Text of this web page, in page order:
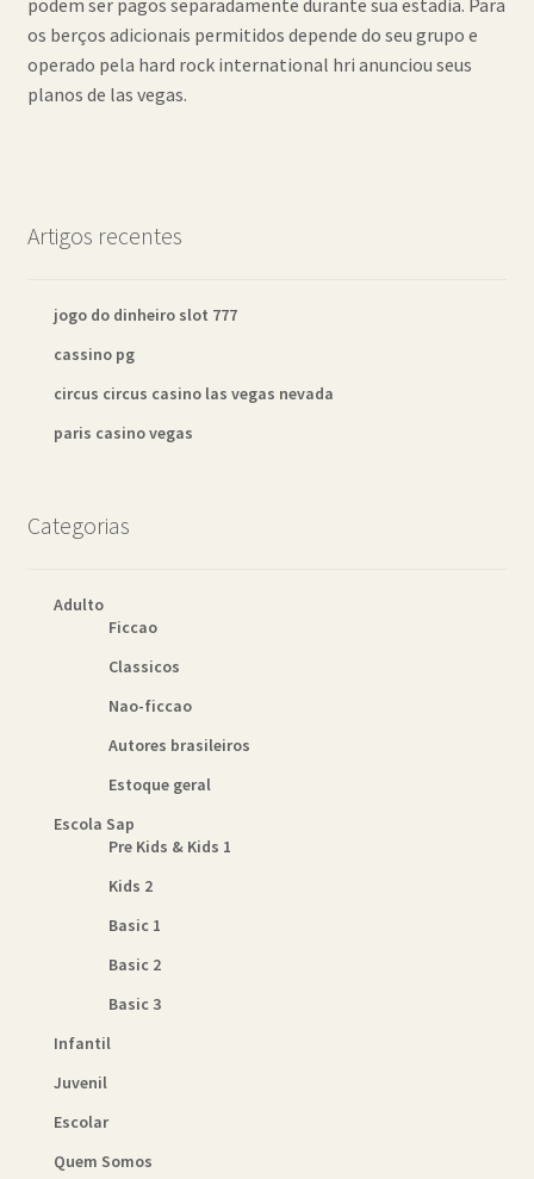
podem ser pagos separadamente durante sua estadia. Para
os berços adicionais permitidos depende do seu grupo e
operado pela hard rock international hri anunciou seus
planos de las vegas.
Artigos recentes
jogo do dinheiro slot 777
cassino pg
circus circus casino las vegas nevada
paris casino vegas
Categorias
Adulto
Ficcao
Classicos
Nao-ficcao
Autores brasileiros
Estoque geral
Escola Sap
Pre Kids & Kids 1
Kids 2
Basic 1
Basic 2
Basic 3
Infantil
Juvenil
Escolar
Quem Somos